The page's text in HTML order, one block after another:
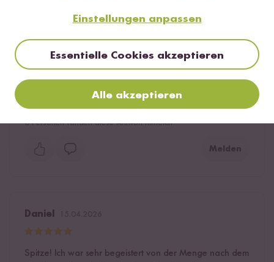
18.06.2026
Auch dieser Becher war wahnsinnig lecker! Super feine
0Personen fanden diese Antwort hilfreich
Melden
Daniel
Spitze! Ich war sehr begeistert von der Menge nach dem
Einstellungen anpassen
Essentielle Cookies akzeptieren
Alle akzeptieren